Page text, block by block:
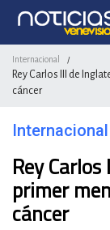
Internacional /
Rey Carlos III de
cáncer
Internacional
Rey
primer
cáncer